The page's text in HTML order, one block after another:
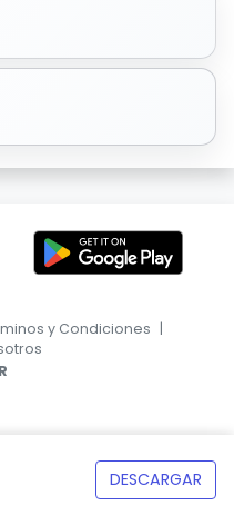
DESCARGAR
y Condiciones |